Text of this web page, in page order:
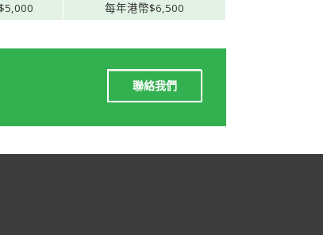
每年港幣$6,500
聯絡我們